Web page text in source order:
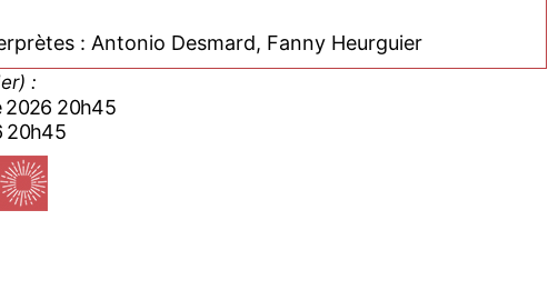
: Antonio Desmard, Fanny Heurguier
:
2026 20h45
20h45